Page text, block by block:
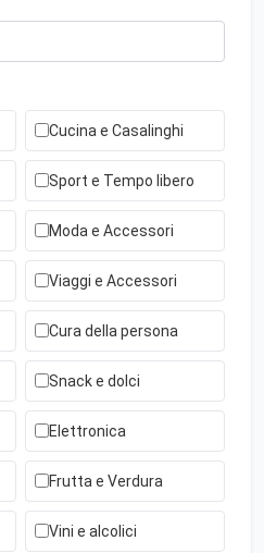
Cucina e Casalinghi
Sport e Tempo libero
Moda e Accessori
Viaggi e Accessori
Cura della persona
Snack e dolci
Elettronica
Frutta e Verdura
Vini e alcolici